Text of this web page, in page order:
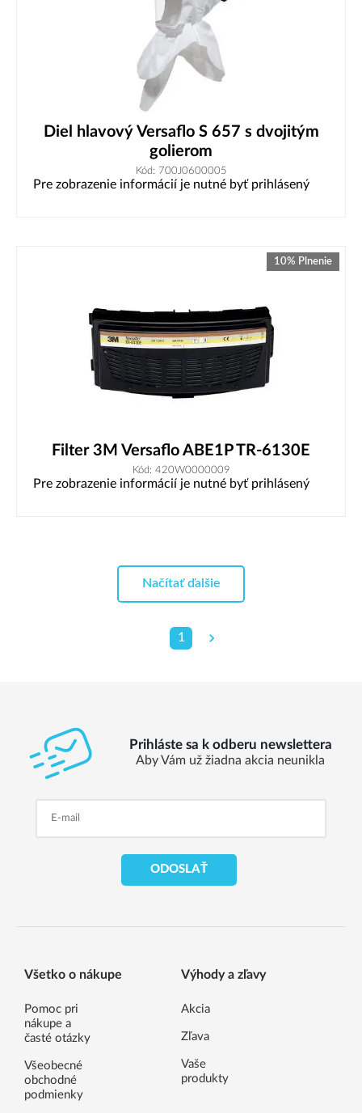
Diel hlavový Versaflo S 657 s dvojitým
golierom
Kód: 700J0600005
Pre zobrazenie informácií je nutné byť prihlásený
10% Plnenie
Filter 3M Versaflo ABE1P TR-6130E
Kód: 420W0000009
Pre zobrazenie informácií je nutné byť prihlásený
Načítať ďalšie
1
Prihláste sa k odberu newslettera
Aby Vám už žiadna akcia neunikla
ODOSLAŤ
Všetko o nákupe
Pomoc pri
nákupe a
časté otázky
Všeobecné
obchodné
podmienky
Výhody a zľavy
Akcia
Zľava
Vaše
produkty